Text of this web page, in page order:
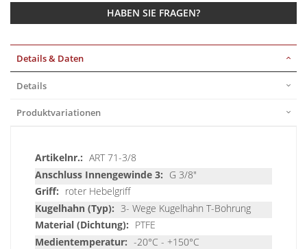
HABEN SIE FRAGEN?
Details & Daten
Details
Produktvariationen
Details
&
Daten
ART 71-3/8
G 3/8"
roter Hebelgriff
3- Wege Kugelhahn T-Bohrung
PTFE
-20°C - +150°C